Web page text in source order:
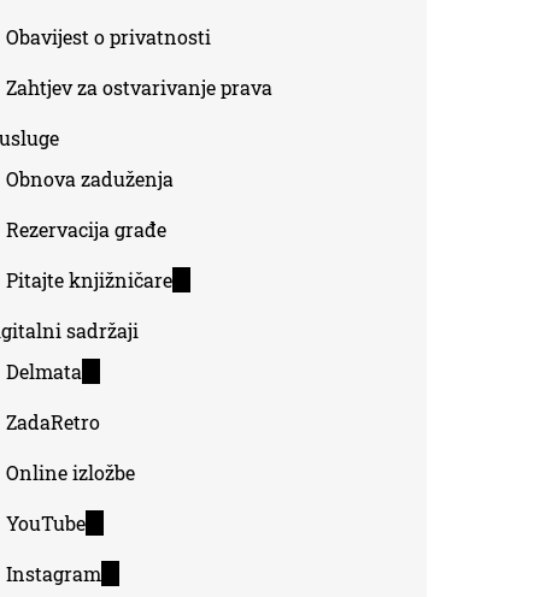
Obavijest o privatnosti
Zahtjev za ostvarivanje prava
Obnova zaduženja
Rezervacija građe
Pitajte knjižničare(link
sadržaji
Delmata
external)
ZadaRetro
Online izložbe
YouTube(link
external)
Instagram(link